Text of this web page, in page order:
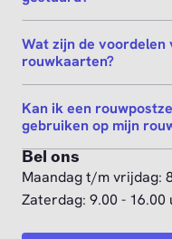
Wat zijn de voordelen
rouwkaarten?
Kan ik een
gebruiken op mijn
Bel ons
Maandag t/m vrijdag:
Zaterdag: 9.00 - 16.00